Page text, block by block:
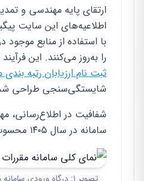
ارتقای پایه مهندسی و
اطلاعیه‌های این سایت
با استفاده از منابع
را به‌روز می‌کنند. این فرآیند
ثبت نام ارزیابان رتبه بندی
شایستگی‌سنجی طراحی
شفافیت در اطلاع‌رسانی،
سامانه در سال ۱۴۰۵ محسوب می‌شود.